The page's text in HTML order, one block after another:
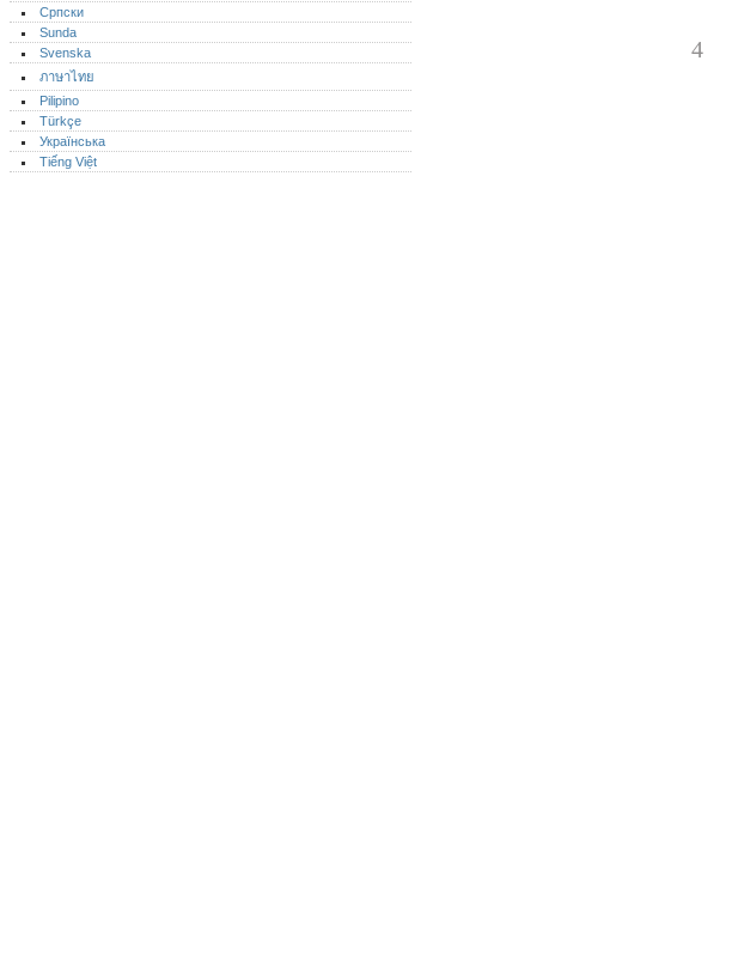
4
Српски
Sunda
Svenska
ภาษาไทย
Pilipino
Türkçe
Українська
Tiếng Việt